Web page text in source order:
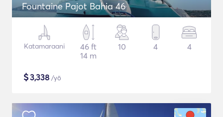
Fountaine Pajot Bahia 46
Katamaraani
46 ft
14 m
10 4 4
$3,338 /yö